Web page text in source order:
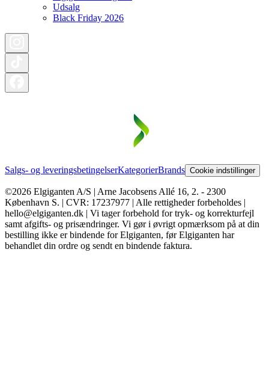
Udsalg
Black Friday 2026
Salgs- og leveringsbetingelserKategorierBrands Cookie indstillinger
©2026 Elgiganten A/S | Arne Jacobsens Allé 16, 2. - 2300
København S. | CVR: 17237977 | Alle rettigheder forbeholdes |
hello@elgiganten.dk | Vi tager forbehold for tryk- og korrekturfejl
samt afgifts- og prisændringer. Vi gør i øvrigt opmærksom på at din
bestilling ikke er bindende for Elgiganten, før Elgiganten har
behandlet din ordre og sendt en bindende faktura.